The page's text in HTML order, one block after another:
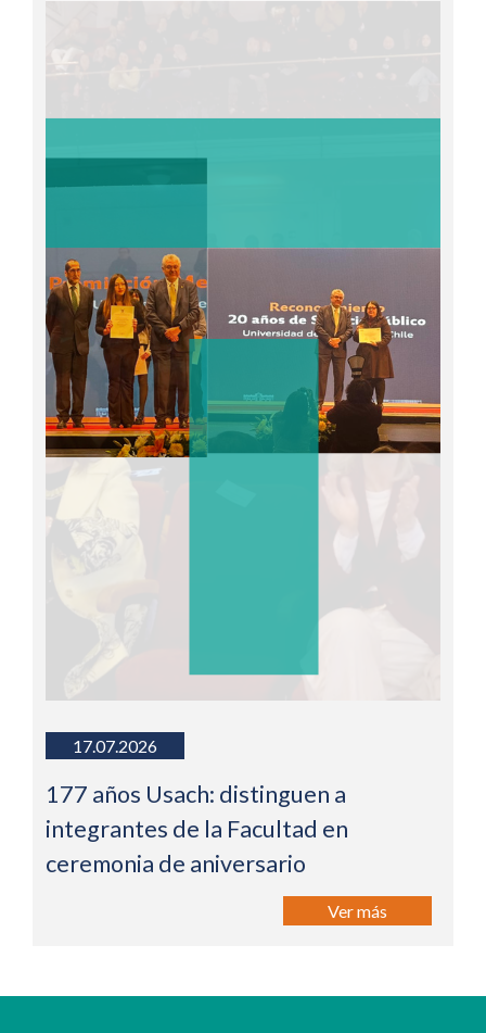
17.07.2026
177 años Usach: distinguen a
integrantes de la Facultad en
ceremonia de aniversario
Ver más